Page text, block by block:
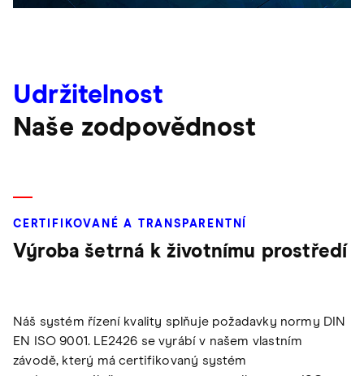
Udržitelnost
Naše zodpovědnost
CERTIFIKOVANÉ A TRANSPARENTNÍ
Výroba šetrná k životnímu prostředí
Náš systém řízení kvality splňuje požadavky normy DIN
EN ISO 9001. LE2426 se vyrábí v našem vlastním
závodě, který má certifikovaný systém